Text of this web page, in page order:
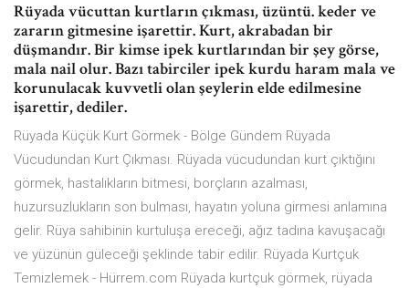
Rüyada vücuttan kurtların çıkması, üzüntü. keder ve
zararın gitmesine işarettir. Kurt, akrabadan bir
düşmandır. Bir kimse ipek kurtlarından bir şey görse,
mala nail olur. Bazı tabirciler ipek kurdu haram mala ve
korunulacak kuvvetli olan şeylerin elde edilmesine
işarettir, dediler.
Rüyada Küçük Kurt Görmek - Bölge Gündem Rüyada
Vücudundan Kurt Çıkması. Rüyada vücudundan kurt çıktığını
görmek, hastalıkların bitmesi, borçların azalması,
huzursuzlukların son bulması, hayatın yoluna girmesi anlamına
gelir. Rüya sahibinin kurtuluşa ereceği, ağız tadına kavuşacağı
ve yüzünün güleceği şeklinde tabir edilir. Rüyada Kurtçuk
Temizlemek - Hürrem.com Rüyada kurtçuk görmek, rüyada